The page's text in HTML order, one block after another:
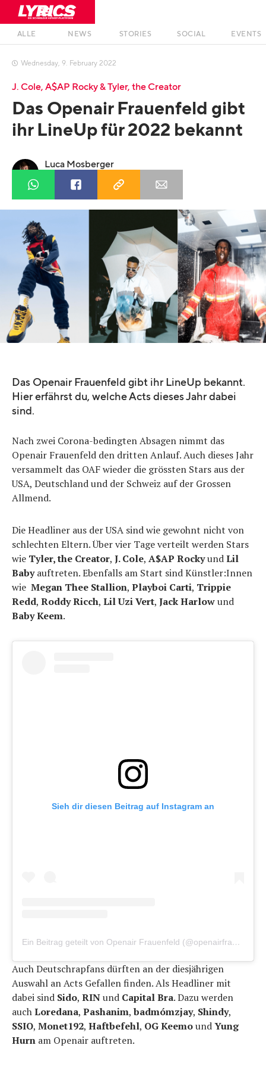
ALLE NEWS STORIES SOCIAL EVENTS
 Wednesday, 9. February 2022
J. Cole, A$AP Rocky & Tyler, the Creator
Das Openair Frauenfeld gibt
ihr LineUp für 2022 bekannt
Luca Mosberger
Profil anzeigen
Das Openair Frauenfeld gibt ihr LineUp bekannt.
Hier erfährst du, welche Acts dieses Jahr dabei
sind.
Nach zwei Corona-bedingten Absagen nimmt das
Openair Frauenfeld den dritten Anlauf. Auch dieses Jahr
versammelt das OAF wieder die grössten Stars aus der
USA, Deutschland und der Schweiz auf der Grossen
Allmend.
Die Headliner aus der USA sind wie gewohnt nicht von
schlechten Eltern. Über vier Tage verteilt werden Stars
wie Tyler, the Creator, J. Cole, A$AP RockyundLil
Babyauftreten. Ebenfalls am Start sind Künstler:Innen
wie Megan Thee Stallion, Playboi Carti, Trippie
Redd, Roddy Ricch, Lil Uzi Vert, Jack Harlowund
Baby Keem.
Sieh dir diesen Beitrag auf Instagram an
Ein Beitrag geteilt von Openair Frauenfeld (@openairfrauenfeldofficial)
Auch Deutschrapfans dürften an der diesjährigen
Auswahl an Acts Gefallen finden. Als Headliner mit
dabei sind Sido, RINund Capital Bra. Dazu werden
auchLoredana, Pashanim, badmómzjay, Shindy,
SSIO, Monet192, Haftbefehl, OG KeemoundYung
Hurn am Openair auftreten.